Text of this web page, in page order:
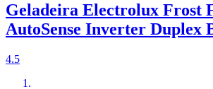
Geladeira Electrolux Frost
AutoSense Inverter Duplex
4.5